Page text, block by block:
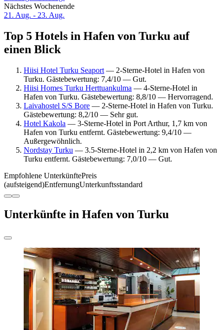
Nächstes Wochenende
21. Aug. - 23. Aug.
Top 5 Hotels in Hafen von Turku auf
einen Blick
Hiisi Hotel Turku Seaport — 2-Sterne-Hotel in Hafen von
Turku. Gästebewertung: 7,4/10 — Gut.
Hiisi Homes Turku Herttuankulma — 4-Sterne-Hotel in
Hafen von Turku. Gästebewertung: 8,8/10 — Hervorragend.
Laivahostel S/S Bore — 2-Sterne-Hotel in Hafen von Turku.
Gästebewertung: 8,2/10 — Sehr gut.
Hotel Kakola — 3-Sterne-Hotel in Port Arthur, 1,7 km von
Hafen von Turku entfernt. Gästebewertung: 9,4/10 —
Außergewöhnlich.
Nordstay Turku — 3.5-Sterne-Hotel in 2,2 km von Hafen von
Turku entfernt. Gästebewertung: 7,0/10 — Gut.
Empfohlene UnterkünftePreis
(aufsteigend)EntfernungUnterkunftsstandard
Unterkünfte in Hafen von Turku